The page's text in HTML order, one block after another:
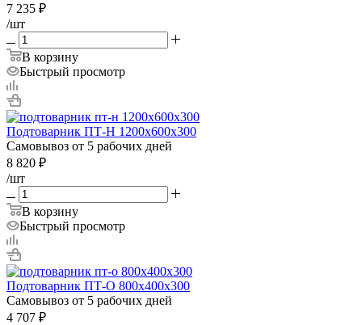
7 235 ₽
/шт
В корзину
Быстрый просмотр
Подтоварник ПТ-Н 1200х600х300
Самовывоз от 5 рабочих дней
8 820 ₽
/шт
В корзину
Быстрый просмотр
Подтоварник ПТ-О 800х400х300
Самовывоз от 5 рабочих дней
4 707 ₽